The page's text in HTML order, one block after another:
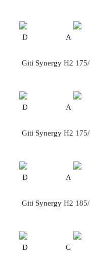
D A
Giti Synergy H2
D A
Giti Synergy H2
D A
Giti Synergy H2
D C